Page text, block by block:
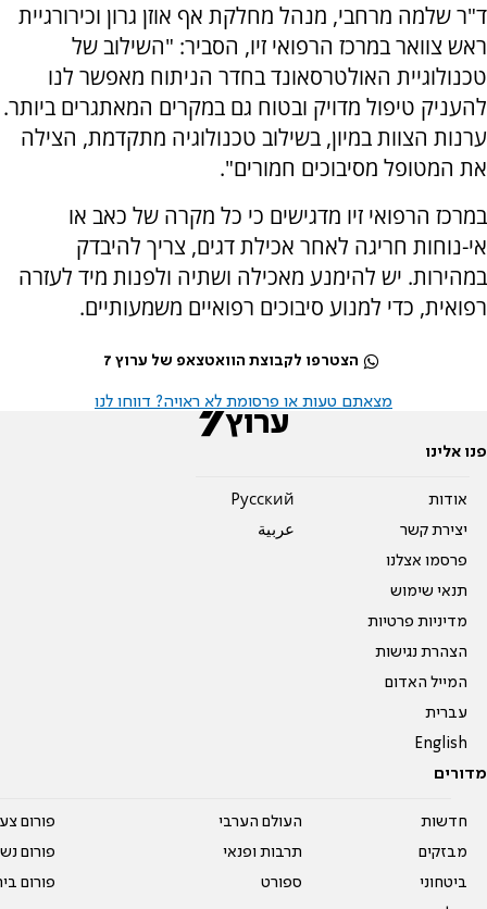
ד"ר שלמה מרחבי, מנהל מחלקת אף אוזן גרון וכירורגיית
ראש צוואר במרכז הרפואי זיו, הסביר: "השילוב של
טכנולוגיית האולטרסאונד בחדר הניתוח מאפשר לנו
להעניק טיפול מדויק ובטוח גם במקרים המאתגרים ביותר.
ערנות הצוות במיון, בשילוב טכנולוגיה מתקדמת, הצילה
את המטופל מסיבוכים חמורים".
במרכז הרפואי זיו מדגישים כי כל מקרה של כאב או
אי-נוחות חריגה לאחר אכילת דגים, צריך להיבדק
במהירות. יש להימנע מאכילה ושתיה ולפנות מיד לעזרה
רפואית, כדי למנוע סיבוכים רפואיים משמעותיים.
הצטרפו לקבוצת הוואטצאפ של ערוץ 7
מצאתם טעות או פרסומת לא ראויה? דווחו לנו
פנו אלינו
אודות
יצירת קשר
פרסמו אצלנו
תנאי שימוש
מדיניות פרטיות
הצהרת נגישות
המייל האדום
עברית
English
Pусский
عربية
מדורים
חדשות
מבזקים
ביטחוני
העולם הערבי
תרבות ופנאי
ספורט
פורום
פורום
פורום